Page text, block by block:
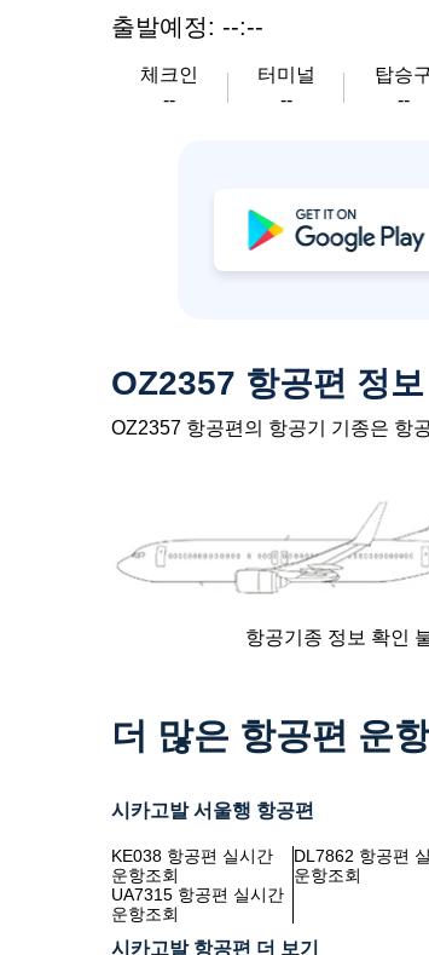
출발예정: --:--
체크인
--
터미널
--
탑승
--
OZ2357 항공편 정보
OZ2357 항공편의 항공기 기종은 항
항공기종 정보 확인
더 많은 항공편 운
시카고발 서울행 항공편
KE038 항공편 실시간
운항조회
DL7862 항공편
운항조회
UA7315 항공편 실시간
운항조회
시카고발 항공편 더 보기